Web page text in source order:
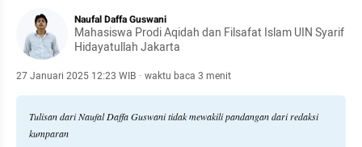
Naufal Daffa Guswani
Mahasiswa Prodi Aqidah dan Filsafat Islam UIN Syarif
Hidayatullah Jakarta
27 Januari 2025 12:23 WIB · waktu baca 3 menit
Tulisan dari Naufal Daffa Guswani tidak mewakili pandangan dari redaksi
kumparan